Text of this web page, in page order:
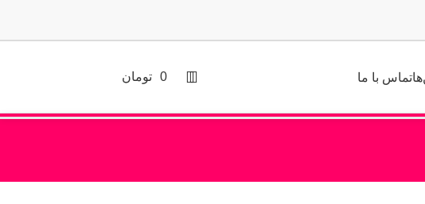
تماس با ما 0 تومان